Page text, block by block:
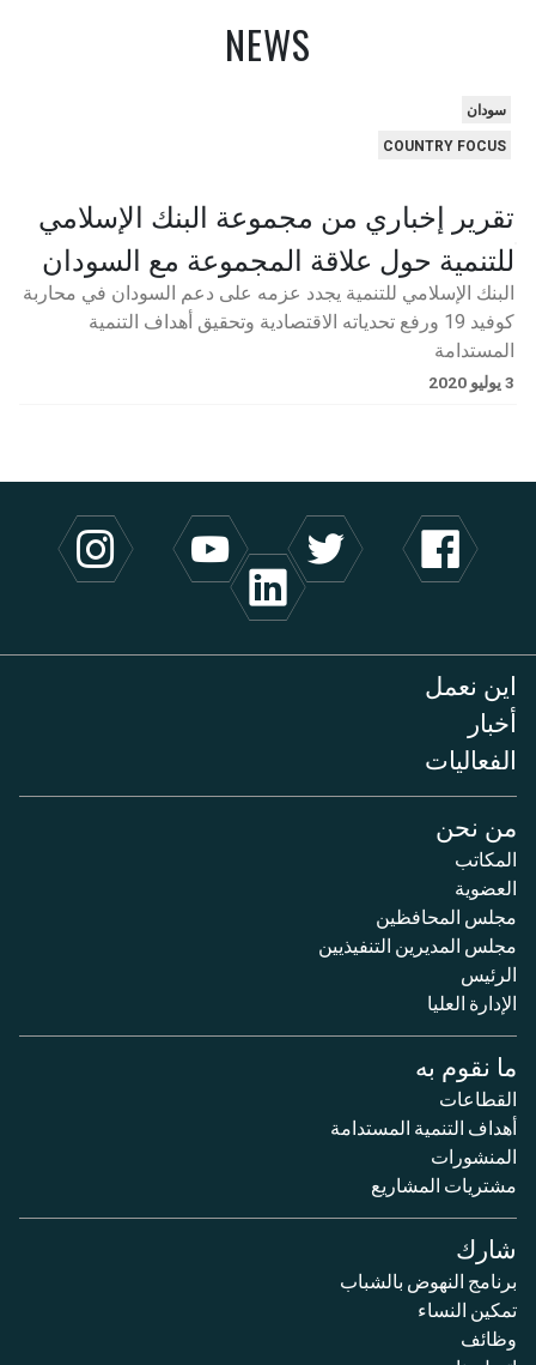
NEWS
سودان
COUNTRY FOCUS
تقرير إخباري من مجموعة البنك الإسلامي
للتنمية حول علاقة المجموعة مع السودان
البنك الإسلامي للتنمية يجدد عزمه على دعم السودان في محاربة
كوفيد 19 ورفع تحدياته الاقتصادية وتحقيق أهداف التنمية
المستدامة
3 يوليو 2020
اين نعمل
أخبار
الفعاليات
من نحن
المكاتب
العضوية
مجلس المحافظين
مجلس المديرين التنفيذيين
الرئيس
الإدارة العليا
ما نقوم به
القطاعات
أهداف التنمية المستدامة
المنشورات
مشتريات المشاريع
شارك
برنامج النهوض بالشباب
تمكين النساء
وظائف